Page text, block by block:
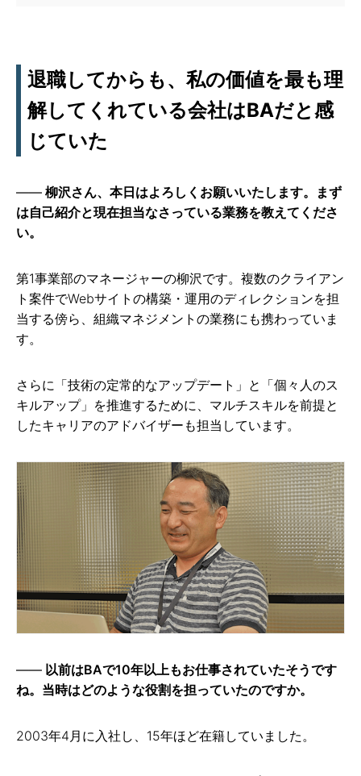
退職してからも、私の価値を最も理
解してくれている会社はBAだと感
じていた
柳沢さん、本日はよろしくお願いいたします。まず
は自己紹介と現在担当なさっている業務を教えてくださ
い。
第1事業部のマネージャーの柳沢です。複数のクライアン
ト案件でWebサイトの構築・運用のディレクションを担
当する傍ら、組織マネジメントの業務にも携わっていま
す。
さらに「技術の定常的なアップデート」と「個々人のス
キルアップ」を推進するために、マルチスキルを前提と
したキャリアのアドバイザーも担当しています。
以前はBAで10年以上もお仕事されていたそうです
ね。当時はどのような役割を担っていたのですか。
2003年4月に入社し、15年ほど在籍していました。